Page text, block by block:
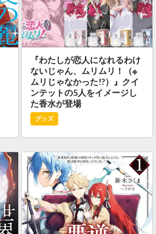
『わたしが恋人になれるわけ
ないじゃん、ムリムリ！（※
ムリじゃなかった!?）』クイ
ンテットの5人をイメージし
た香水が登場
グッズ